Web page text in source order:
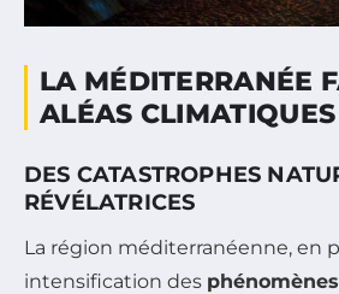
LA MÉDITERRANÉE
ALÉAS CLIMATIQUES
DES CATASTROPHES
RÉVÉLATRICES
La région méditerranéenne, en
intensification des phénomènes